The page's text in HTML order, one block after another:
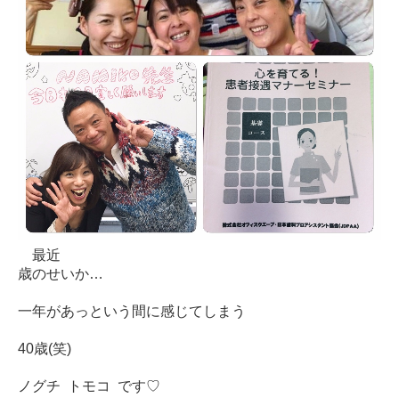
最近
歳のせいか…
一年があっという間に感じてしまう
40歳(笑)
ノグチ トモコ です♡